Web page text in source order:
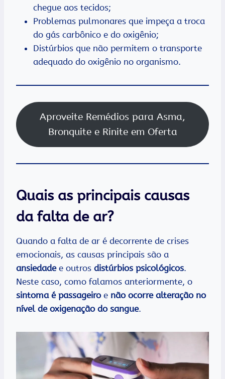
chegue aos tecidos;
Problemas pulmonares que impeça a troca
do gás carbônico e do oxigênio;
Distúrbios que não permitem o transporte
adequado do oxigênio no organismo.
Aproveite Remédios para Asma,
Bronquite e Rinite em Oferta
Quais as principais causas
da falta de ar?
Quando a falta de ar é decorrente de crises
emocionais, as causas principais são a
ansiedadee outros distúrbios psicológicos.
Neste caso, como falamos anteriormente, o
sintoma é passageiroe não ocorre alteração no
nível de oxigenação do sangue.